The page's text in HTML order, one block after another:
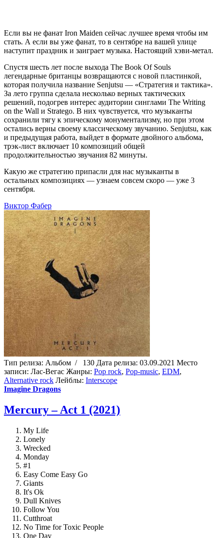
Если вы не фанат Iron Maiden сейчас лучшее время чтобы им
стать. А если вы уже фанат, то в сентябре на вашей улице
наступит праздник и заиграет музыка. Настоящий хэви-метал.
Спустя шесть лет после выхода The Book Of Souls
легендарные британцы возвращаются с новой пластинкой,
которая получила название ​Senjutsu — «Стратегия и тактика».
За лето группа сделала несколько верных тактических
решений, подогрев интерес аудитории синглами The Writing
on the Wall и Stratego. В них чувствуется, что музыканты
сохранили тягу к эпическому монументализму, но при этом
остались верны своему классическому звучанию. Senjutsu, как
и предыдущая работа, выйдет в формате двойного альбома,
трэк-лист включает 10 композиций общей
продолжительностью звучания 82 минуты.
Какую же стратегию припасли для нас музыканты в
остальных композициях — узнаем совсем скоро — уже 3
сентября.
Виктор Фабер
Тип релиза: Альбом / 130 Дата релиза: 03.09.2021 Место
записи: Лас-Вегас Жанры: Pop rock, Pop-music, EDM,
Alternative rock Лейблы: Interscope
Imagine Dragons
Mercury – Act 1 (2021)
My Life
Lonely
Wrecked
Monday
#1
Easy Come Easy Go
Giants
It's Ok
Dull Knives
Follow You
Cutthroat
No Time for Toxic People
One Day